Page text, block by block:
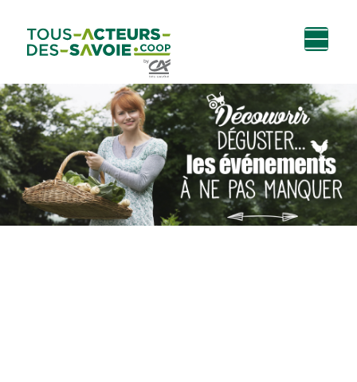
contenu
principal